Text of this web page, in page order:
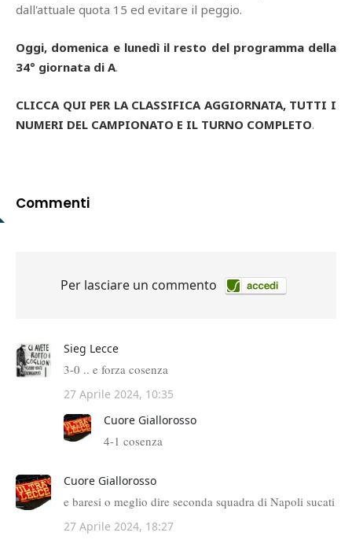
dall'attuale quota 15 ed evitare il peggio.
Oggi, domenica e lunedì il resto del programma della
34° giornata di A.
CLICCA QUI PER LA CLASSIFICA AGGIORNATA, TUTTI I
NUMERI DEL CAMPIONATO E IL TURNO COMPLETO.
Commenti